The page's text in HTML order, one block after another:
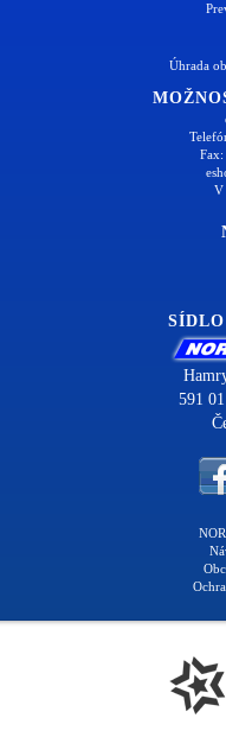
Úhrada
V
591